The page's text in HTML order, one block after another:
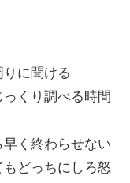
に聞ける
くり調べる時間
く終わらせない
どっちにしろ怒